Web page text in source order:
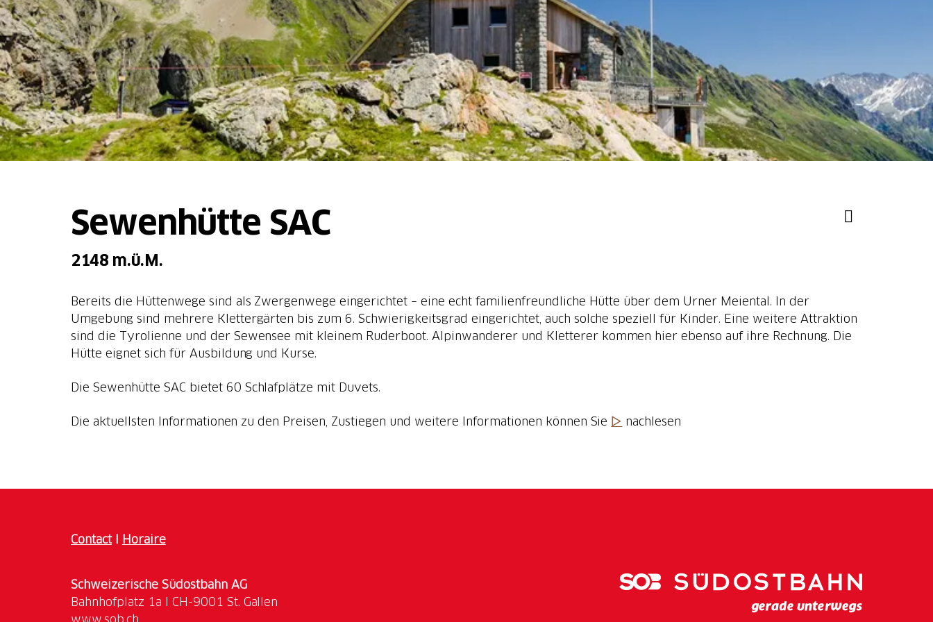
Sewenhütte SAC
2148 m.ü.M.
Bereits die Hüttenwege sind als Zwergenwege eingerichtet – eine echt familienfreundliche Hütte über dem Urner Meiental. In der
Umgebung sind mehrere Klettergärten bis zum 6. Schwierigkeitsgrad eingerichtet, auch solche speziell für Kinder. Eine weitere Attraktion
sind die Tyrolienne und der Sewensee mit kleinem Ruderboot. Alpinwanderer und Kletterer kommen hier ebenso auf ihre Rechnung. Die
Hütte eignet sich für Ausbildung und Kurse.
Die Sewenhütte SAC bietet 60 Schlafplätze mit Duvets.
Die aktuellsten Informationen zu den Preisen, Zustiegen und weitere Informationen können Sie ▷ nachlesen
ContactI Horaire
Schweizerische Südostbahn AG
www.sob.ch